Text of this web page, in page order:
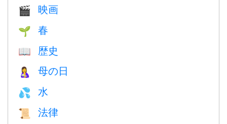
🎬 映画
🌱 春
📖 歴史
🤱 母の日
💦 水
📜 法律